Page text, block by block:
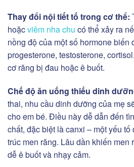
Thay đổi nội tiết tố trong cơ thể:
hoặcviêm nha chu có thể xảy ra
nồng độ của một số hormone biến
progesterone, testosterone,
cơ răng bị đau hoặc ê buốt.
Chế độ ăn uống thiếu dinh
thai, nhu cầu dinh dưỡng của mẹ
cho em bé. Điều này dễ dẫn đến
chất, đặc biệt là canxi – một yếu tố
trúc men răng. Lâu dần khiến men
dễ ê buốt và nhạy cảm.